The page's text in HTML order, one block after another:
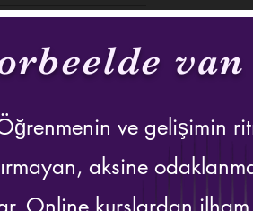
ve gelişimin
aksine